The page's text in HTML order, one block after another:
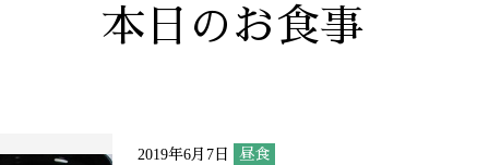
本日のお食事
2019年6月7日 昼食